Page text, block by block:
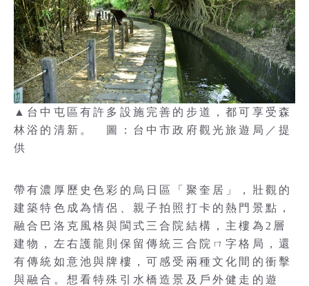
▲台中屯區有許多設施完善的步道，都可享受森
林浴的清新。 圖：台中市政府觀光旅遊局／提
供
帶有濃厚歷史色彩的烏日區「聚奎居」，壯觀的
建築特色成為情侶、親子拍照打卡的熱門景點，
融合巴洛克風格與閩式三合院結構，主樓為2層
建物，左右護龍則保留傳統三合院ㄇ字格局，還
有傳統如意池與牌樓，可感受兩種文化間的衝擊
與融合。想看特殊引水橋造景及戶外健走的遊